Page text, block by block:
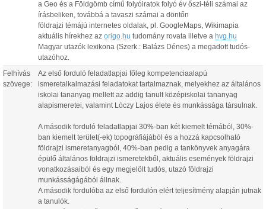
a Geo és a Földgömb című folyóiratok folyó év őszi-téli számai az
írásbeliken, továbbá a tavaszi számai a döntőn
földrajzi témájú internetes oldalak, pl. GoogleMaps, Wikimapia
aktuális hírekhez az origo.hu tudomány rovata illetve a hvg.hu
Magyar utazók lexikona (Szerk.: Balázs Dénes) a megadott tudós-
utazóhoz.
Felhívás
szövege:
Az első forduló feladatlapjai főleg kompetenciaalapú
ismeretalkalmazási feladatokat tartalmaznak, melyekhez az általános
iskolai tananyag mellett az addig tanult középiskolai tananyag
alapismeretei, valamint Lóczy Lajos élete és munkássága társulnak.
A második forduló feladatlapjai 30%-ban két kiemelt témából, 30%-
ban kiemelt terület(-ek) topográfiájából és a hozzá kapcsolható
földrajzi ismeretanyagból, 40%-ban pedig a tankönyvek anyagára
épülő általános földrajzi ismeretekből, aktuális események földrajzi
vonatkozásaiból és egy megjelölt tudós, utazó földrajzi
munkásságágából állnak.
A második fordulóba az első fordulón elért teljesítmény alapján jutnak
a tanulók.